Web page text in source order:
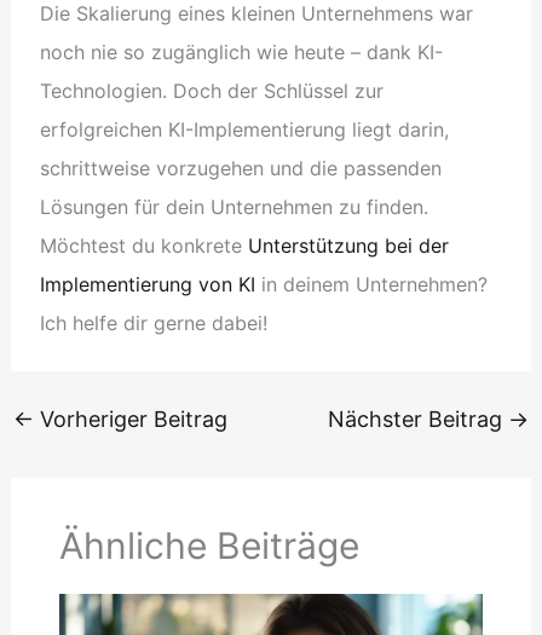
Die Skalierung eines kleinen Unternehmens war
noch nie so zugänglich wie heute – dank KI-
Technologien. Doch der Schlüssel zur
erfolgreichen KI-Implementierung liegt darin,
schrittweise vorzugehen und die passenden
Lösungen für dein Unternehmen zu finden.
Möchtest du konkrete Unterstützung bei der
Implementierung von KI in deinem Unternehmen?
Ich helfe dir gerne dabei!
← Vorheriger Beitrag Nächster Beitrag →
Ähnliche Beiträge